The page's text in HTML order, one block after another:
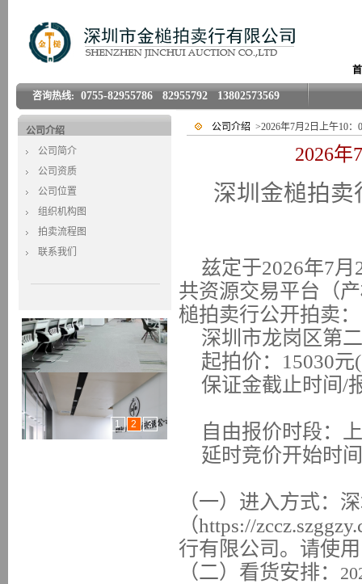
咨询热线: 0755-82955786 82955792 13802573569
公司介绍
公司简介
公司资质
公司位置
组织机构图
拍卖流程图
联系我们
1 2 3
公司介绍 >2026年7月2日上午10
2026年
深圳金槌拍
兹定于2026年7月
共资源交易平台（
槌拍卖行公开拍卖：
深圳市龙岗区第
起拍价： 15030
保证金截止时间 /
自由报价时段：
延时竞价开始时
（一）进入方式：
（https://
行有限公司。请使
（二） 看货安排：